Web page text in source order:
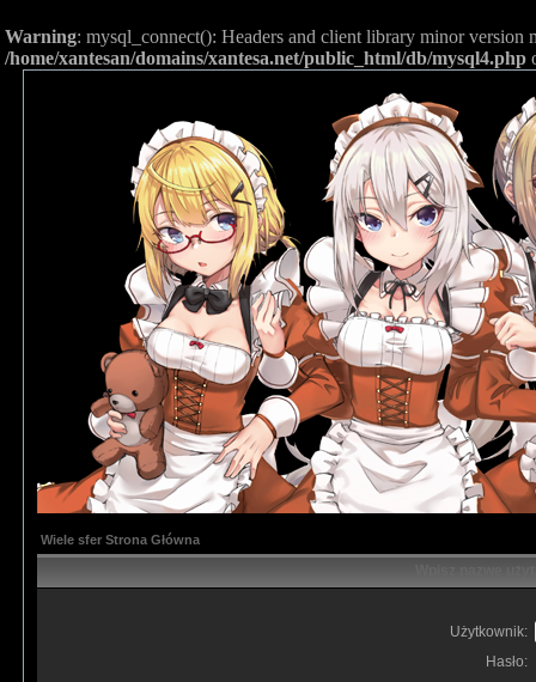
Warning: mysql_connect(): Headers and client library minor
/home/xantesan/domains/xantesa.net/public_html/db/mysql4.php
Wiele sfer Strona Główna
Użytkownik:
Hasło: